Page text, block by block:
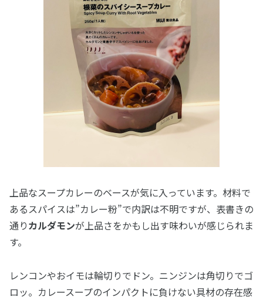
上品なスープカレーのベースが気に入っています。材料で
あるスパイスは”カレー粉”で内訳は不明ですが、表書きの
通りカルダモンが上品さをかもし出す味わいが感じられま
す。
レンコンやおイモは輪切りでドン。ニンジンは角切りでゴ
ロッ。カレースープのインパクトに負けない具材の存在感